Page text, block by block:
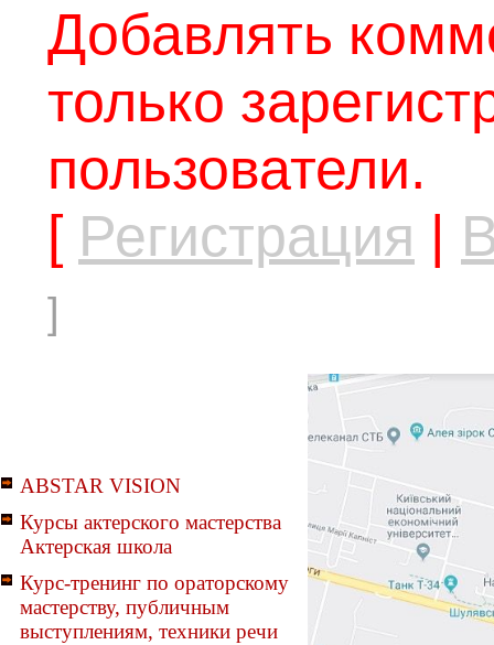
Добавлять
только
пользователи.
[ Регистрация |
]
ABSTAR VISION
Курсы актерского мастерства
Актерская школа
Курс-тренинг по ораторскому
мастерству, публичным
выступлениям, техники речи